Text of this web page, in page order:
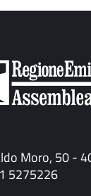
Moro, 50 -
5275226